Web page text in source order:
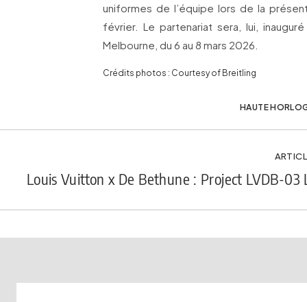
uniformes de l’équipe lors de la
février. Le partenariat sera, lui,
Melbourne, du 6 au 8 mars 2026.
Crédits photos : Courtesy of Breitling
HAUTE
Louis Vuitton x De Bethune : Project LVDB-03